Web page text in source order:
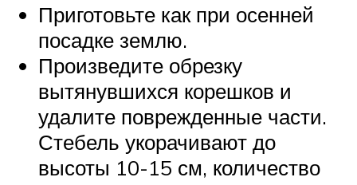
Приготовьте как при осенней
посадке землю.
Произведите обрезку
вытянувшихся корешков и
удалите поврежденные части.
Стебель укорачивают до
высоты 10-15 см, количество